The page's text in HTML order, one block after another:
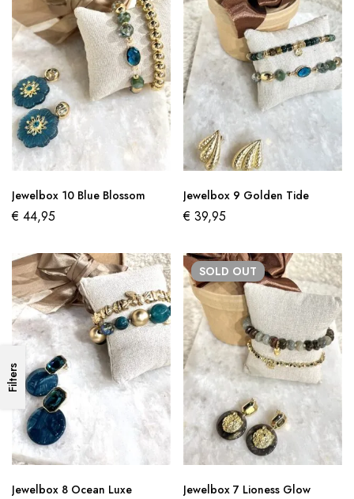
Filters
Jewelbox 10 Blue Blossom
€ 44,95
Jewelbox 9 Golden Tide
€ 39,95
Jewelbox 8 Ocean Luxe
SOLD OUT
Jewelbox 7 Lioness Glow